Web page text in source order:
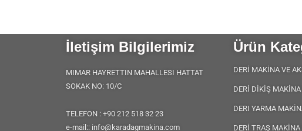
İletişim Bilgilerimiz
MIMAR HAYRETTIN MAHALLESI HATTAT
SOKAK NO: 10/C
TELEFON : +90 212 518 32 23
e-mail:: info@karadagmakina.com
Ürün
DERİ MAKİNA VE
DERİ DİKİŞ
DERI YARMA
DERİ TRAŞ